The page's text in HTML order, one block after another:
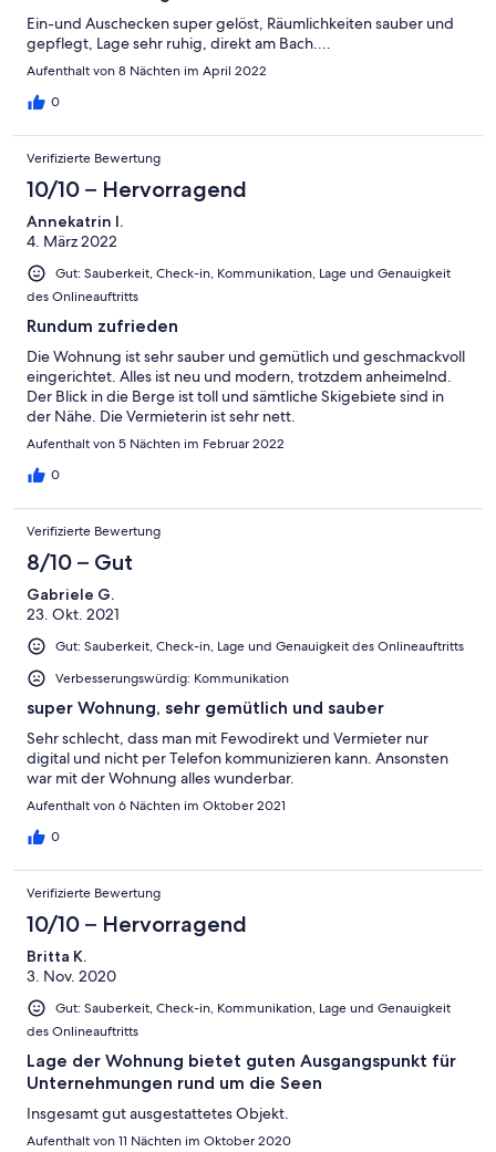
Ein-und Auschecken super gelöst, Räumlichkeiten sauber und
gepflegt, Lage sehr ruhig, direkt am Bach....
Aufenthalt von 8 Nächten im April 2022
0
Verifizierte Bewertung
10/10 – Hervorragend
Annekatrin I.
4. März 2022
Gut: Sauberkeit, Check-in, Kommunikation, Lage und Genauigkeit
des Onlineauftritts
Rundum zufrieden
Die Wohnung ist sehr sauber und gemütlich und geschmackvoll
eingerichtet. Alles ist neu und modern, trotzdem anheimelnd.
Der Blick in die Berge ist toll und sämtliche Skigebiete sind in
der Nähe. Die Vermieterin ist sehr nett.
Aufenthalt von 5 Nächten im Februar 2022
0
Verifizierte Bewertung
8/10 – Gut
Gabriele G.
23. Okt. 2021
Gut: Sauberkeit, Check-in, Lage und Genauigkeit des Onlineauftritts
Verbesserungswürdig: Kommunikation
super Wohnung, sehr gemütlich und sauber
Sehr schlecht, dass man mit Fewodirekt und Vermieter nur
digital und nicht per Telefon kommunizieren kann. Ansonsten
war mit der Wohnung alles wunderbar.
Aufenthalt von 6 Nächten im Oktober 2021
0
Verifizierte Bewertung
10/10 – Hervorragend
Britta K.
3. Nov. 2020
Gut: Sauberkeit, Check-in, Kommunikation, Lage und Genauigkeit
des Onlineauftritts
Lage der Wohnung bietet guten Ausgangspunkt für
Unternehmungen rund um die Seen
Insgesamt gut ausgestattetes Objekt.
Aufenthalt von 11 Nächten im Oktober 2020